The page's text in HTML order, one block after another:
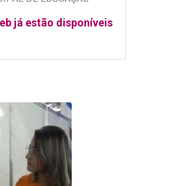
já estão disponíveis